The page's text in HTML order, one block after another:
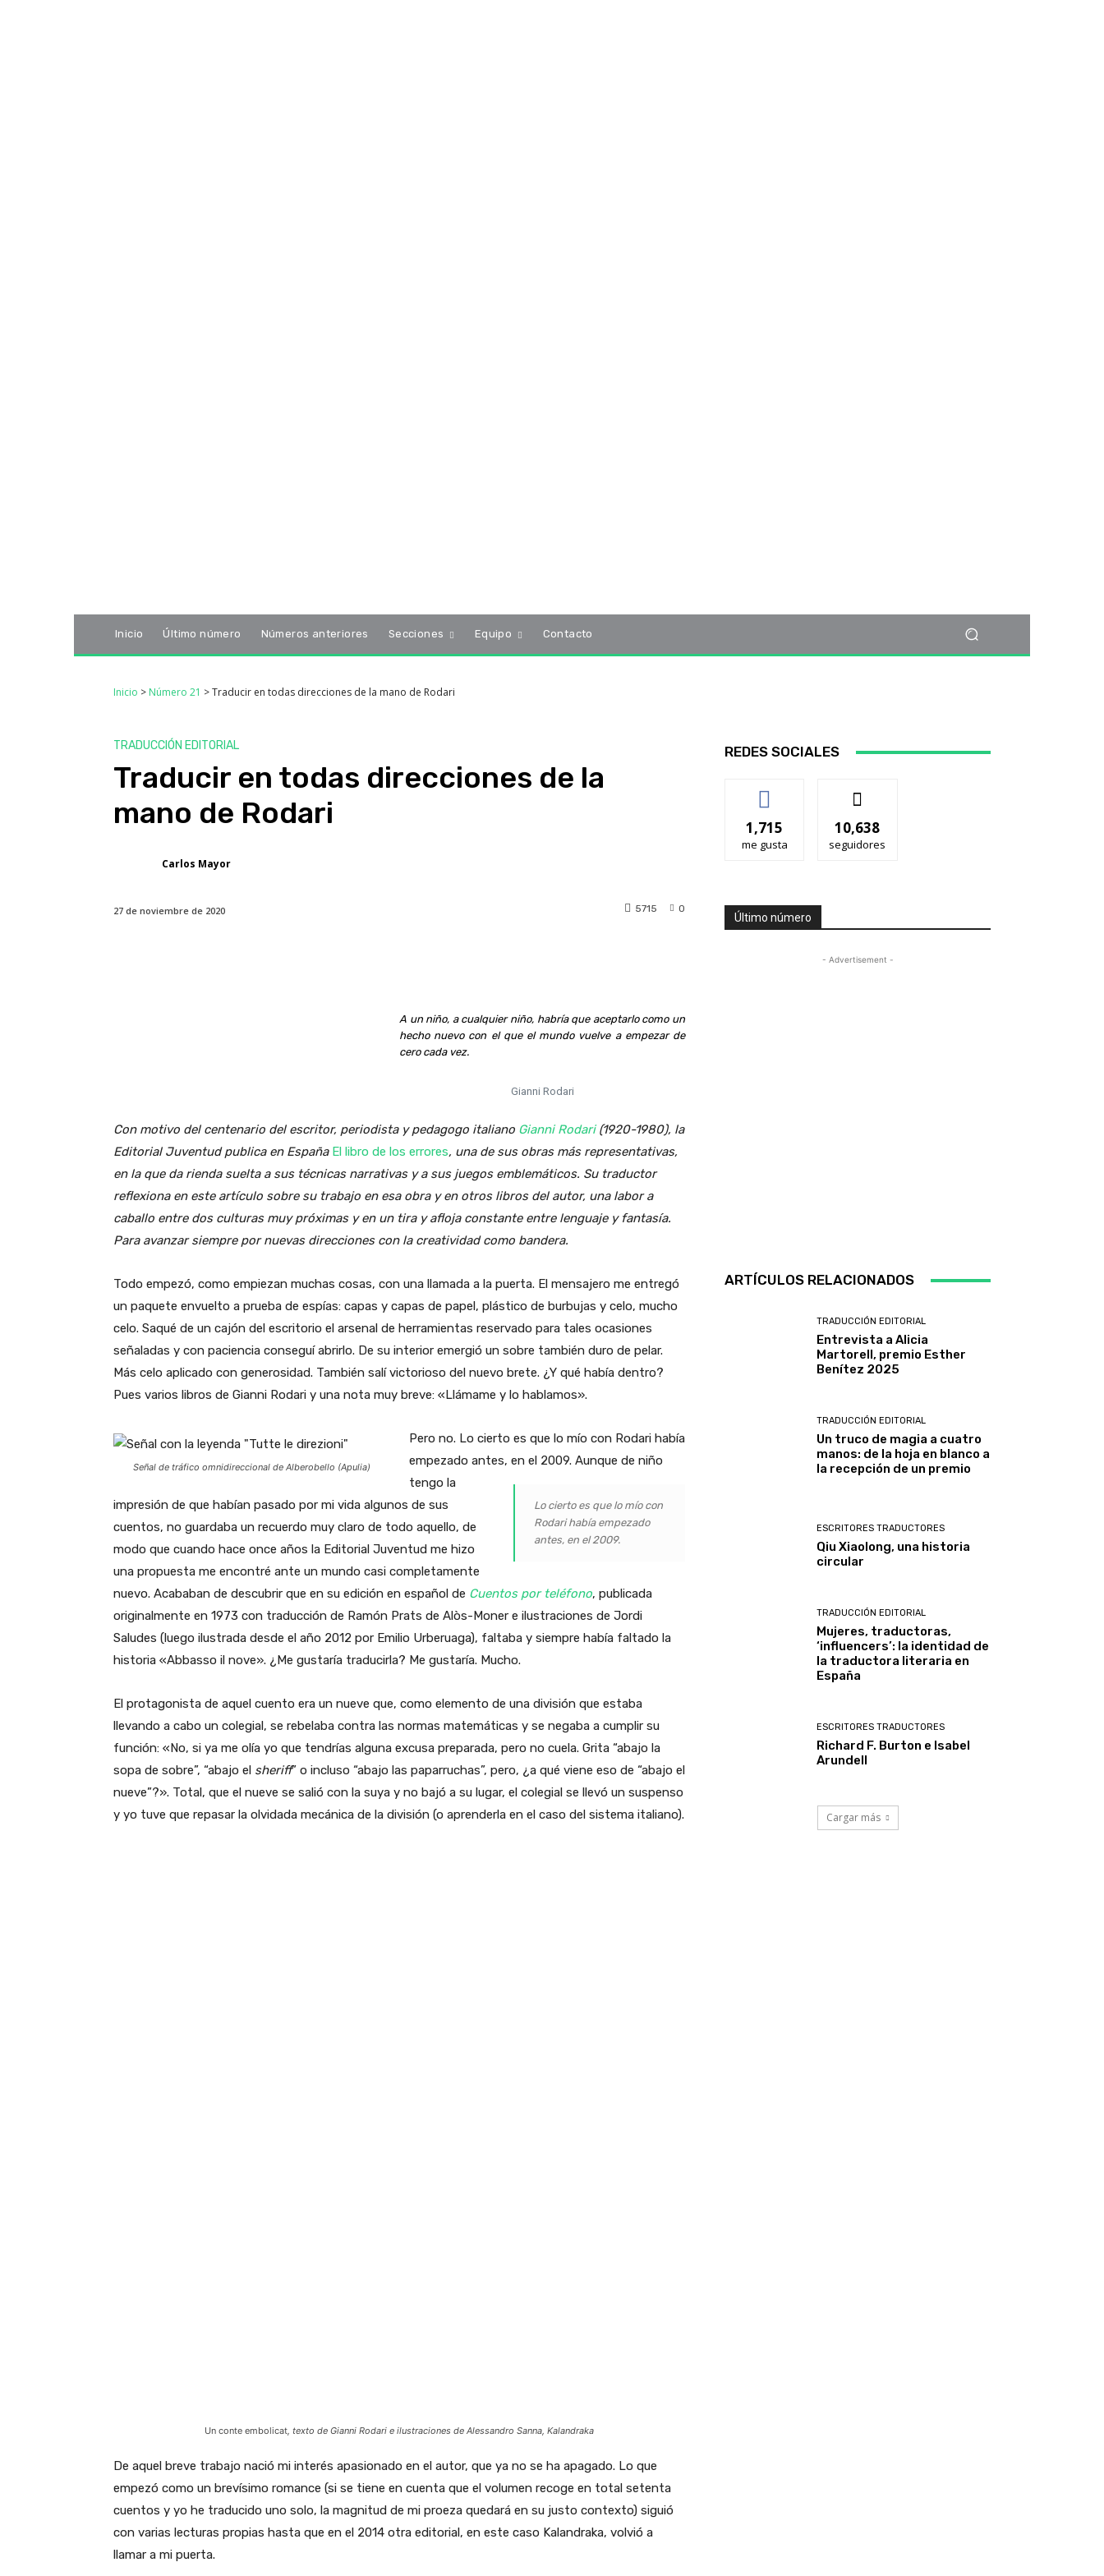
Inicio Último número Números anteriores Secciones Equipo Contacto
Inicio > Número 21 >Traducir en todas direcciones de la mano de Rodari
TRADUCCIÓN EDITORIAL
Traducir en todas direcciones de la
mano de Rodari
Carlos Mayor
27 de noviembre de 2020 0
5715
A un niño, a cualquier niño, habría que aceptarlo como un
hecho nuevo con el que el mundo vuelve a empezar de
cero cada vez.
Gianni Rodari
Con motivo del centenario del escritor, periodista y pedagogo italiano Gianni Rodari(1920-1980), la
Editorial Juventud publica en España El libro de los errores, una de sus obras más representativas,
en la que da rienda suelta a sus técnicas narrativas y a sus juegos emblemáticos. Su traductor
reflexiona en este artículo sobre su trabajo en esa obra y en otros libros del autor, una labor a
caballo entre dos culturas muy próximas y en un tira y afloja constante entre lenguaje y fantasía.
Para avanzar siempre por nuevas direcciones con la creatividad como bandera.
Todo empezó, como empiezan muchas cosas, con una llamada a la puerta. El mensajero me entregó
un paquete envuelto a prueba de espías: capas y capas de papel, plástico de burbujas y celo, mucho
celo. Saqué de un cajón del escritorio el arsenal de herramientas reservado para tales ocasiones
señaladas y con paciencia conseguí abrirlo. De su interior emergió un sobre también duro de pelar.
Más celo aplicado con generosidad. También salí victorioso del nuevo brete. ¿Y qué había dentro?
Pues varios libros de Gianni Rodari y una nota muy breve: «Llámame y lo hablamos».
Señal de tráfico omnidireccional de Alberobello (Apulia)
Lo cierto es que lo mío con
Rodari había empezado
antes, en el 2009.
Pero no. Lo cierto es que lo mío con Rodari había
empezado antes, en el 2009. Aunque de niño
tengo la
impresión de que habían pasado por mi vida algunos de sus
cuentos, no guardaba un recuerdo muy claro de todo aquello, de
modo que cuando hace once años la Editorial Juventud me hizo
una propuesta me encontré ante un mundo casi completamente
nuevo. Acababan de descubrir que en su edición en español de Cuentos por teléfono, publicada
originalmente en 1973 con traducción de Ramón Prats de Alòs-Moner e ilustraciones de Jordi
Saludes (luego ilustrada desde el año 2012 por Emilio Urberuaga), faltaba y siempre había faltado la
historia «Abbasso il nove». ¿Me gustaría traducirla? Me gustaría. Mucho.
El protagonista de aquel cuento era un nueve que, como elemento de una división que estaba
llevando a cabo un colegial, se rebelaba contra las normas matemáticas y se negaba a cumplir su
función: «No, si ya me olía yo que tendrías alguna excusa preparada, pero no cuela. Grita “abajo la
sopa de sobre”, “abajo el sheriff” o incluso “abajo las paparruchas”, pero, ¿a qué viene eso de “abajo el
nueve”?». Total, que el nueve se salió con la suya y no bajó a su lugar, el colegial se llevó un suspenso
y yo tuve que repasar la olvidada mecánica de la división (o aprenderla en el caso del sistema italiano).
Un conte embolicat , texto de Gianni Rodari e ilustraciones de Alessandro Sanna, Kalandraka
De aquel breve trabajo nació mi interés apasionado en el autor, que ya no se ha apagado. Lo que
empezó como un brevísimo romance (si se tiene en cuenta que el volumen recoge en total setenta
cuentos y yo he traducido uno solo, la magnitud de mi proeza quedará en su justo contexto) siguió
con varias lecturas propias hasta que en el 2014 otra editorial, en este caso Kalandraka, volvió a
llamar a mi puerta.
REDES SOCIALES
1,715
me gusta
10,638
seguidores
Último número
- Advertisement -
ARTÍCULOS RELACIONADOS
TRADUCCIÓN EDITORIAL
Entrevista a Alicia
Martorell, premio Esther
Benítez 2025
TRADUCCIÓN EDITORIAL
Un truco de magia a cuatro
manos: de la hoja en blanco a
la recepción de un premio
ESCRITORES TRADUCTORES
Qiu Xiaolong, una historia
circular
TRADUCCIÓN EDITORIAL
Mujeres, traductoras,
‘influencers’: la identidad de
la traductora literaria en
España
ESCRITORES TRADUCTORES
Richard F. Burton e Isabel
Arundell
Cargar más